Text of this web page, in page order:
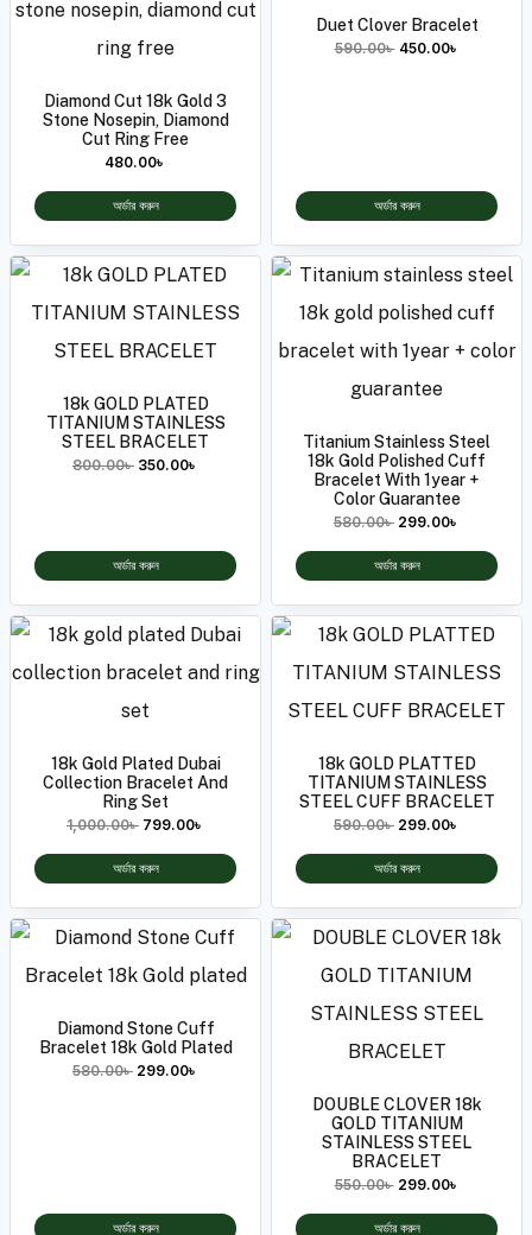
Diamond Cut 18k Gold 3
Stone Nosepin, Diamond
Cut Ring Free
480.00৳
অর্ডার করুন
Duet Clover Bracelet
590.00৳ 450.00৳
অর্ডার করুন
18k GOLD PLATED
TITANIUM STAINLESS
STEEL BRACELET
800.00৳ 350.00৳
অর্ডার করুন
Titanium Stainless Steel
18k Gold Polished Cuff
Bracelet With 1year +
Color Guarantee
580.00৳ 299.00৳
অর্ডার করুন
18k Gold Plated Dubai
Collection Bracelet And
Ring Set
1,000.00৳ 799.00৳
অর্ডার করুন
18k GOLD PLATTED
TITANIUM STAINLESS
STEEL CUFF BRACELET
590.00৳ 299.00৳
অর্ডার করুন
Diamond Stone Cuff
Bracelet 18k Gold Plated
580.00৳ 299.00৳
অর্ডার করুন
DOUBLE CLOVER 18k
GOLD TITANIUM
STAINLESS STEEL
BRACELET
550.00৳ 299.00৳
অর্ডার করুন